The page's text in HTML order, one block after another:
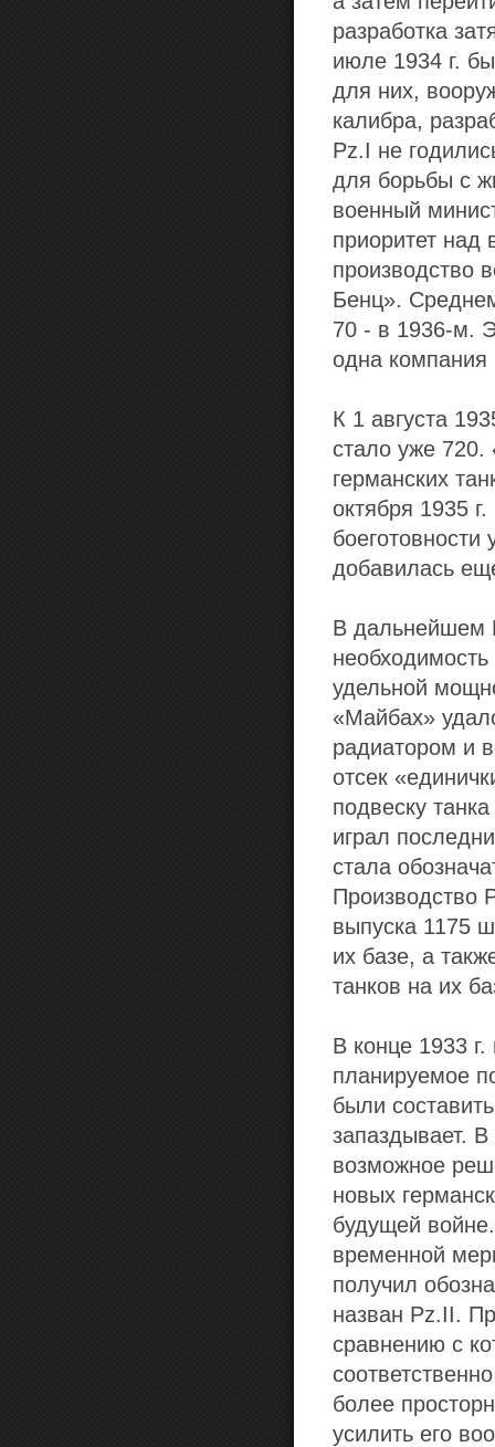
разработка
июле 1934 г.
для них,
калибра,
Pz.I не
для борьбы с
военный
приоритет
производство
Бенц».
70 - в 1936-м.
одна компания
К 1 августа
стало уже
германских
октября 1935
боеготовности
добавилась
В дальнейшем
удельной
«Майбах»
радиатором и
отсек
подвеску
играл
стала
Производство
выпуска 1175
их базе, а
танков на их
В конце 1933
планируемое
были
запаздывает.
возможное
новых
будущей
временной
получил
назван Pz.II.
сравнению с
более
усилить его